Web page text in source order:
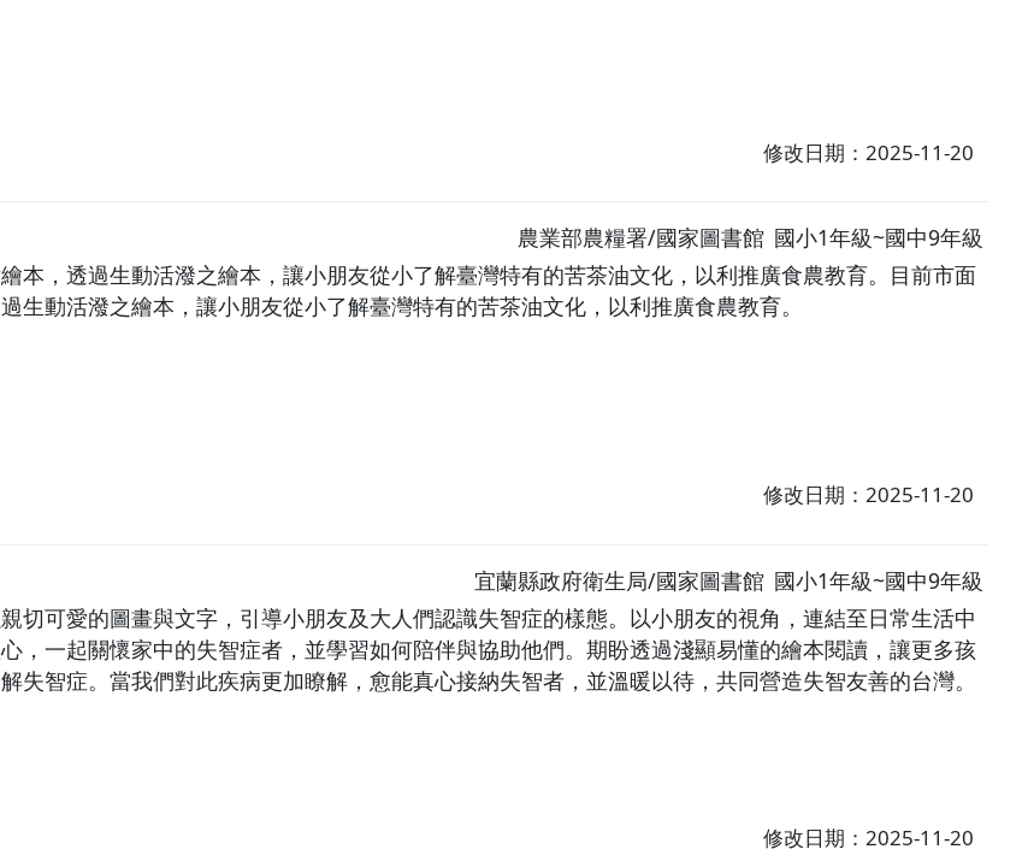
修改日期：2025-11-20
農業部農糧署/國家圖書館 國小1年級~國中9年級
本，透過生動活潑之繪本，讓小朋友從小了解臺灣特有的苦茶油文化，以利推廣食農教育。目前市面
生動活潑之繪本，讓小朋友從小了解臺灣特有的苦茶油文化，以利推廣食農教育。
修改日期：2025-11-20
宜蘭縣政府衛生局/國家圖書館 國小1年級~國中9年級
切可愛的圖畫與文字，引導小朋友及大人們認識失智症的樣態。以小朋友的視角，連結至日常生活中
，一起關懷家中的失智症者，並學習如何陪伴與協助他們。期盼透過淺顯易懂的繪本閱讀，讓更多孩
失智症。當我們對此疾病更加瞭解，愈能真心接納失智者，並溫暖以待，共同營造失智友善的台灣。
修改日期：2025-11-20